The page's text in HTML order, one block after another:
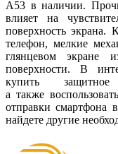
A53 в наличии.
влияет на
поверхность экрана.
телефон, мелкие
глянцевом экране
поверхности. В
купить
атакже
отправки смартфона
найдете другие